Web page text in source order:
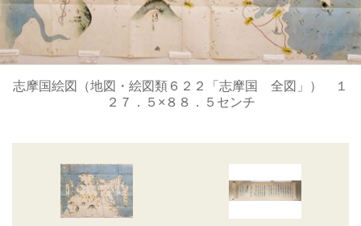
志摩国絵図（地図・絵図類６２２「志摩国 全図」） １
２７．５×８８．５センチ